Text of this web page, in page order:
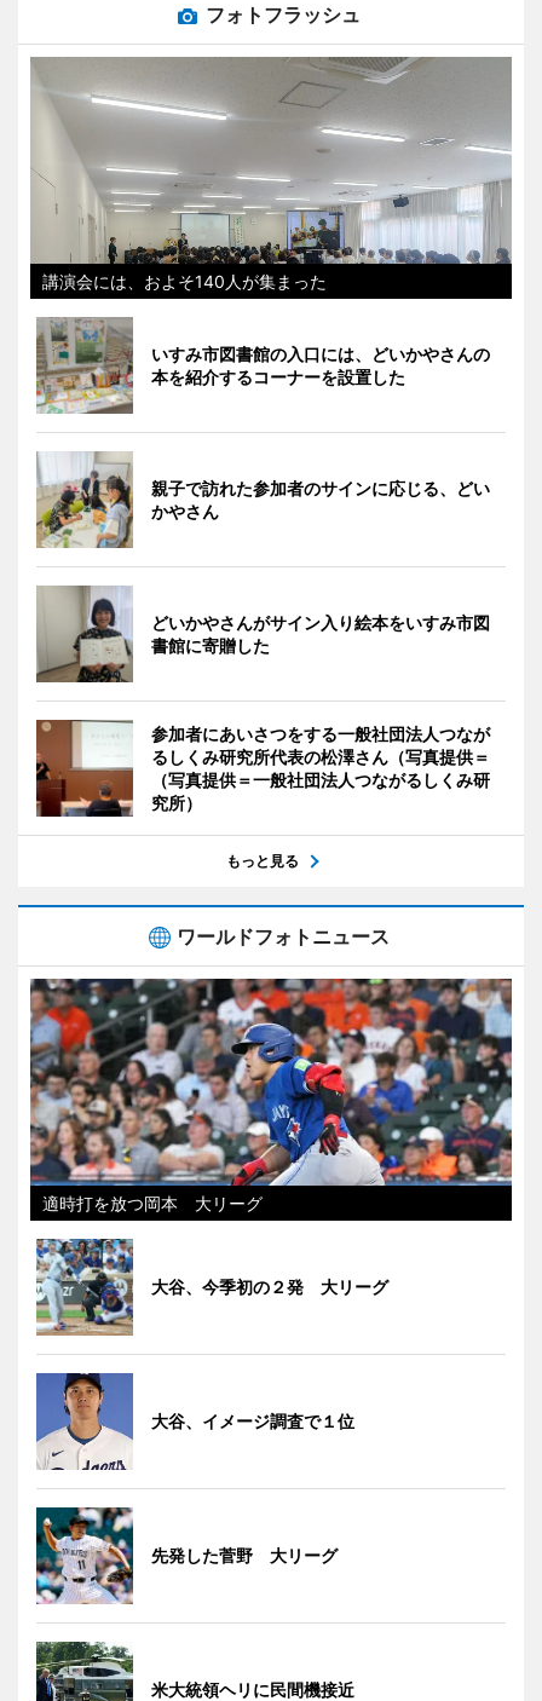
フォトフラッシュ
講演会には、およそ140人が集まった
いすみ市図書館の入口には、どいかやさんの
本を紹介するコーナーを設置した
親子で訪れた参加者のサインに応じる、どい
かやさん
どいかやさんがサイン入り絵本をいすみ市図
書館に寄贈した
参加者にあいさつをする一般社団法人つなが
るしくみ研究所代表の松澤さん（写真提供＝
（写真提供＝一般社団法人つながるしくみ研
究所）
もっと見る
ワールドフォトニュース
適時打を放つ岡本 大リーグ
大谷、今季初の２発 大リーグ
大谷、イメージ調査で１位
先発した菅野 大リーグ
米大統領ヘリに民間機接近